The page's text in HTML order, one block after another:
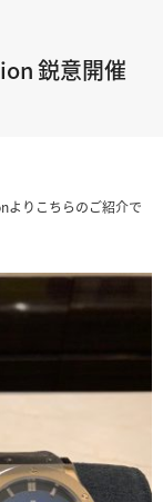
鋭意開催
りこちらのご紹介で